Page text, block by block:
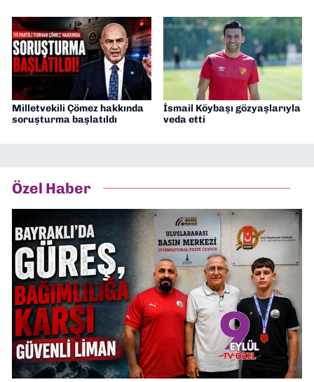
Milletvekili Çömez hakkında
soruşturma başlatıldı
İsmail Köybaşı gözyaşlarıyla
veda etti
Özel Haber